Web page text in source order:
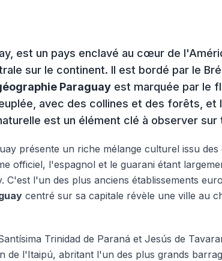
est un pays enclavé au cœur de
sur le continent. Il est bordé par le
Paraguay est marquée par le
avec des collines et des forêts, et
est un élément clé à observer sur
présente un riche mélange culturel issu des
officiel, l'espagnol et le guarani étant
l'un des plus anciens établissements
centré sur sa capitale révèle une ville au
Trinidad de Paraná et Jesús de
de l'Itaipú, abritant l'un des plus grands